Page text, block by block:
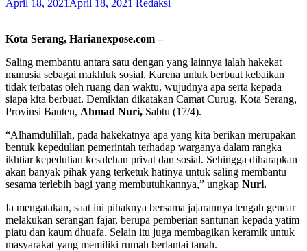
April 18, 2021 April 18, 2021 Redaksi
Kota Serang, Harianexpose.com –
Saling membantu antara satu dengan yang lainnya ialah hakekat
manusia sebagai makhluk sosial. Karena untuk berbuat kebaikan
tidak terbatas oleh ruang dan waktu, wujudnya apa serta kepada
siapa kita berbuat. Demikian dikatakan Camat Curug, Kota Serang,
Provinsi Banten, Ahmad Nuri, Sabtu (17/4).
“Alhamdulillah, pada hakekatnya apa yang kita berikan merupakan
bentuk kepedulian pemerintah terhadap warganya dalam rangka
ikhtiar kepedulian kesalehan privat dan sosial. Sehingga diharapkan
akan banyak pihak yang terketuk hatinya untuk saling membantu
sesama terlebih bagi yang membutuhkannya,” ungkap Nuri.
Ia mengatakan, saat ini pihaknya bersama jajarannya tengah gencar
melakukan serangan fajar, berupa pemberian santunan kepada yatim
piatu dan kaum dhuafa. Selain itu juga membagikan keramik untuk
masyarakat yang memiliki rumah berlantai tanah.